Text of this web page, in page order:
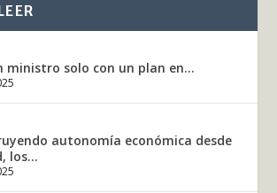
ministro solo con un plan en...
autonomía económica desde
los...